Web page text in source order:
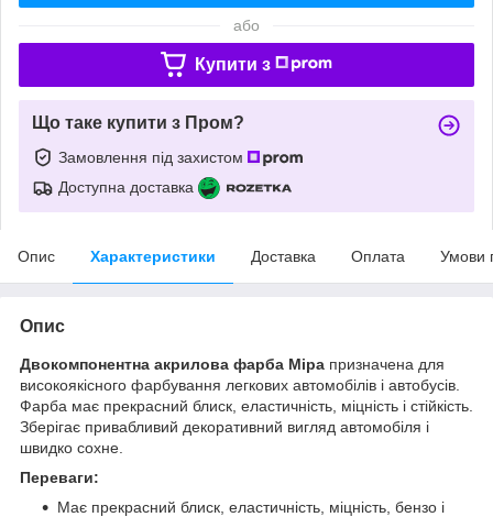
або
Купити з
Що таке купити з Пром?
Замовлення під захистом
Доступна доставка
Опис Характеристики Доставка Оплата Умови
Опис
Двокомпонентна акрилова фарба Mipa призначена для
високоякісного фарбування легкових автомобілів і автобусів.
Фарба має прекрасний блиск, еластичність, міцність і стійкість.
Зберігає привабливий декоративний вигляд автомобіля і
швидко сохне.
Переваги:
Має прекрасний блиск, еластичність, міцність, бензо і